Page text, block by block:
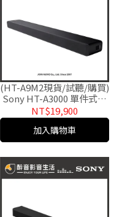
(HT-A9M2現貨/試聽/購買)
Sony HT-A3000 單件式環
繞家庭劇院/單件式揚聲器.
台灣公司貨
NT$19,900
加入購物車